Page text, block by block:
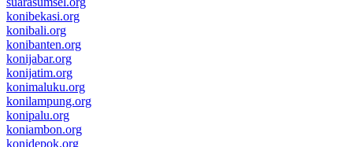
konibekasi.org
konibali.org
konibanten.org
konijabar.org
konijatim.org
konimaluku.org
konilampung.org
konipalu.org
koniambon.org
konidepok.org